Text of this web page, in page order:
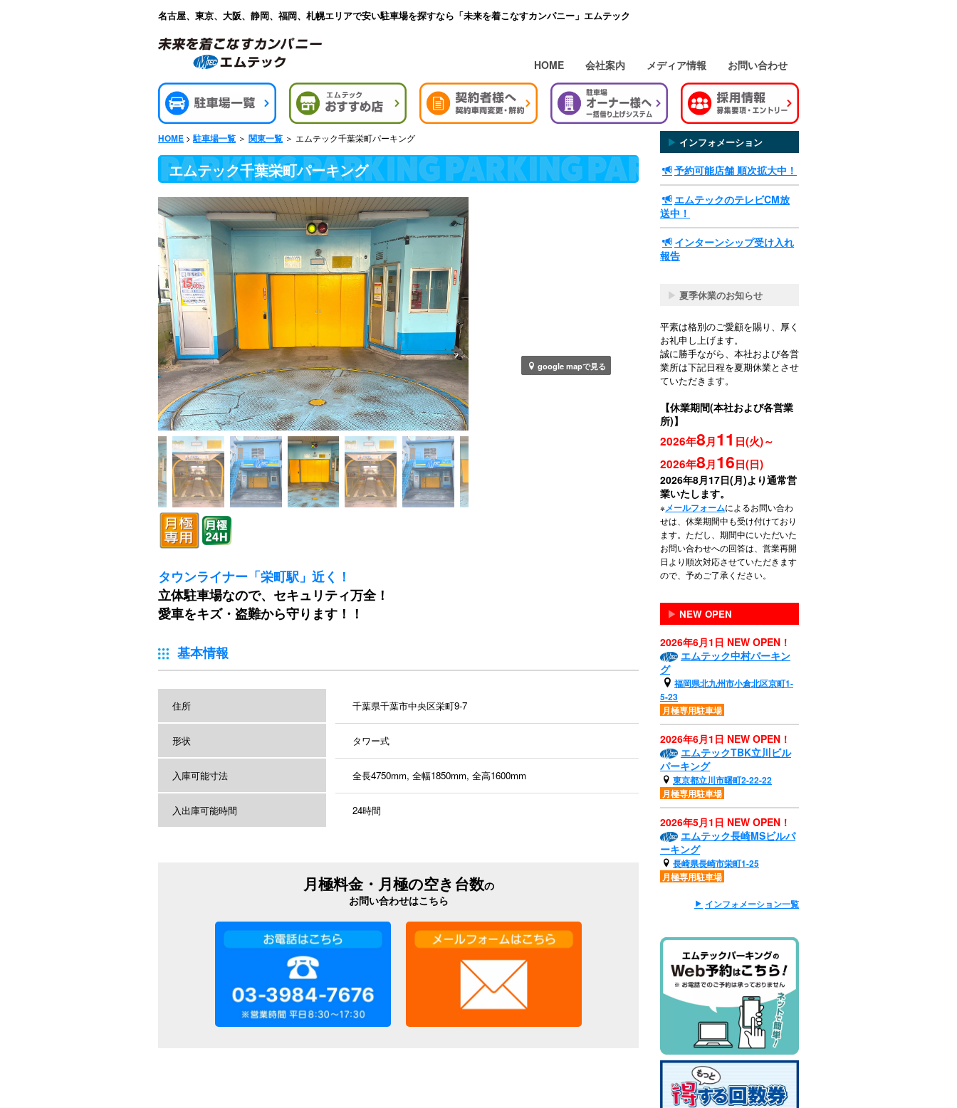
名古屋、東京、大阪、静岡、福岡、札幌エリアで安い駐車場を探すなら「未来を着こなすカンパニー」エムテック
HOME 会社案内 メディア情報 お問い合わせ
HOME > 駐車場一覧 ＞ 関東一覧 ＞ エムテック千葉栄町パーキング
エムテック千葉栄町パーキング
google mapで見る
タウンライナー「栄町駅」近く！
立体駐車場なので、セキュリティ万全！
愛車をキズ・盗難から守ります！！
基本情報
住所 千葉県千葉市中央区栄町9-7
形状 タワー式
入庫可能寸法 全長4750mm, 全幅1850mm, 全高1600mm
入出庫可能時間 24時間
月極料金・月極の空き台数の
お問い合わせはこちら
▶ インフォメーション
予約可能店舗 順次拡大中！
エムテックのテレビCM放
送中！
インターンシップ受け入れ
報告
▶ 夏季休業のお知らせ
平素は格別のご愛顧を賜り、厚く
お礼申し上げます。
誠に勝手ながら、本社および各営
業所は下記日程を夏期休業とさせ
ていただきます。
【休業期間(本社および各営業
所)】
2026年8月11 日(火)～
2026年8月16日(日)
2026年8月17日(月)より通常営
業いたします。
※メールフォームによるお問い合わ
せは、休業期間中も受け付けており
ます。ただし、期間中にいただいた
お問い合わせへの回答は、営業再開
日より順次対応させていただきます
ので、予めご了承ください。
▶ NEW OPEN
2026年6月1日 NEW OPEN！
エムテック中村パーキン
グ
福岡県北九州市小倉北区京町1-
5-23
月極専用駐車場
2026年6月1日 NEW OPEN！
エムテックTBK立川ビル
パーキング
東京都立川市曙町2-22-22
月極専用駐車場
2026年5月1日 NEW OPEN！
エムテック長崎MSビルパ
ーキング
長崎県長崎市栄町1-25
月極専用駐車場
インフォメーション一覧